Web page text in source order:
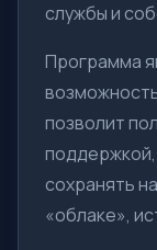
службы и
Программа
позволит
сохранять
«облаке»,